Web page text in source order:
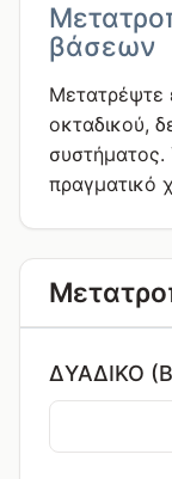
βάσεων
Μετατρέψτε
οκταδικού,
συστήματος.
πραγματικό
ΔΥΑΔΙΚΌ